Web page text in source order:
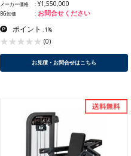
メーカー価格 ¥1,550,000
BG卸価 お問合せください
ポイント : 1%
(0)
お見積・お問合せはこちら